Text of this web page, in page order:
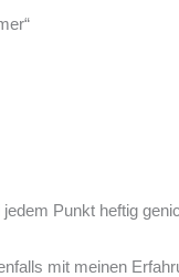
Punkt heftig
mit meinen